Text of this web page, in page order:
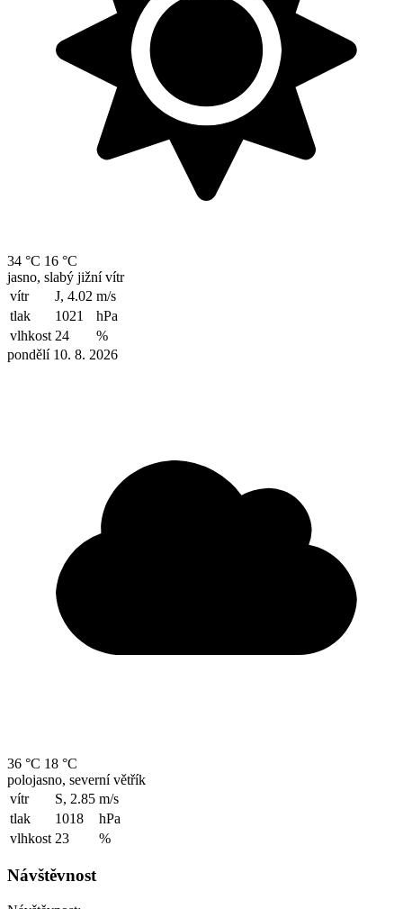
34 °C 16 °C
jasno, slabý jižní vítr
vítr
J, 4.02 m/s
tlak
1021
hPa
vlhkost 24
%
pondělí 10. 8. 2026
36 °C 18 °C
polojasno, severní větřík
vítr
S, 2.85 m/s
tlak
1018
hPa
vlhkost 23 %
Návštěvnost